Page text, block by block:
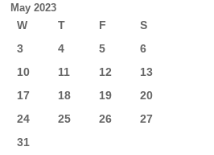
May 2023
W T F
S
3 4 5
6
10 11 12
13
17 18 19
20
24 25 26
27
31